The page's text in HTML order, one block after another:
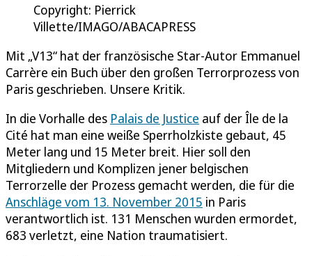
Copyright: Pierrick
Villette/IMAGO/ABACAPRESS
Mit „V13“ hat der französische Star-Autor Emmanuel
Carrère ein Buch über den großen Terrorprozess von
Paris geschrieben. Unsere Kritik.
In die Vorhalle des Palais de Justice auf der Île de la
Cité hat man eine weiße Sperrholzkiste gebaut, 45
Meter lang und 15 Meter breit. Hier soll den
Mitgliedern und Komplizen jener belgischen
Terrorzelle der Prozess gemacht werden, die für die
Anschläge vom 13. November 2015 in Paris
verantwortlich ist. 131 Menschen wurden ermordet,
683 verletzt, eine Nation traumatisiert.